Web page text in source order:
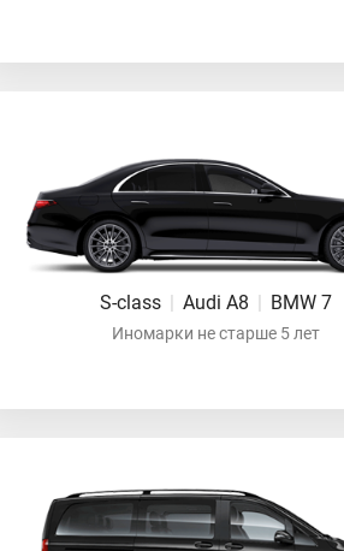
S-class | Audi A8 | BMW 7
Иномарки не старше 5 лет